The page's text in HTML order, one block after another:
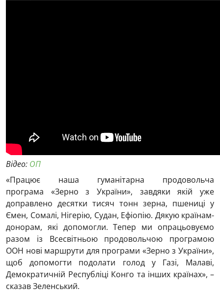
Відео: ОП
«Працює наша гуманітарна продовольча
програма «Зерно з України», завдяки якій уже
доправлено десятки тисяч тонн зерна, пшениці у
Ємен, Сомалі, Нігерію, Судан, Ефіопію. Дякую країнам-
донорам, які допомогли. Тепер ми опрацьовуємо
разом із Всесвітньою продовольчою програмою
ООН нові маршрути для програми «Зерно з України»,
щоб допомогти подолати голод у Газі, Малаві,
Демократичній Республіці Конго та інших країнах», –
сказав Зеленський.